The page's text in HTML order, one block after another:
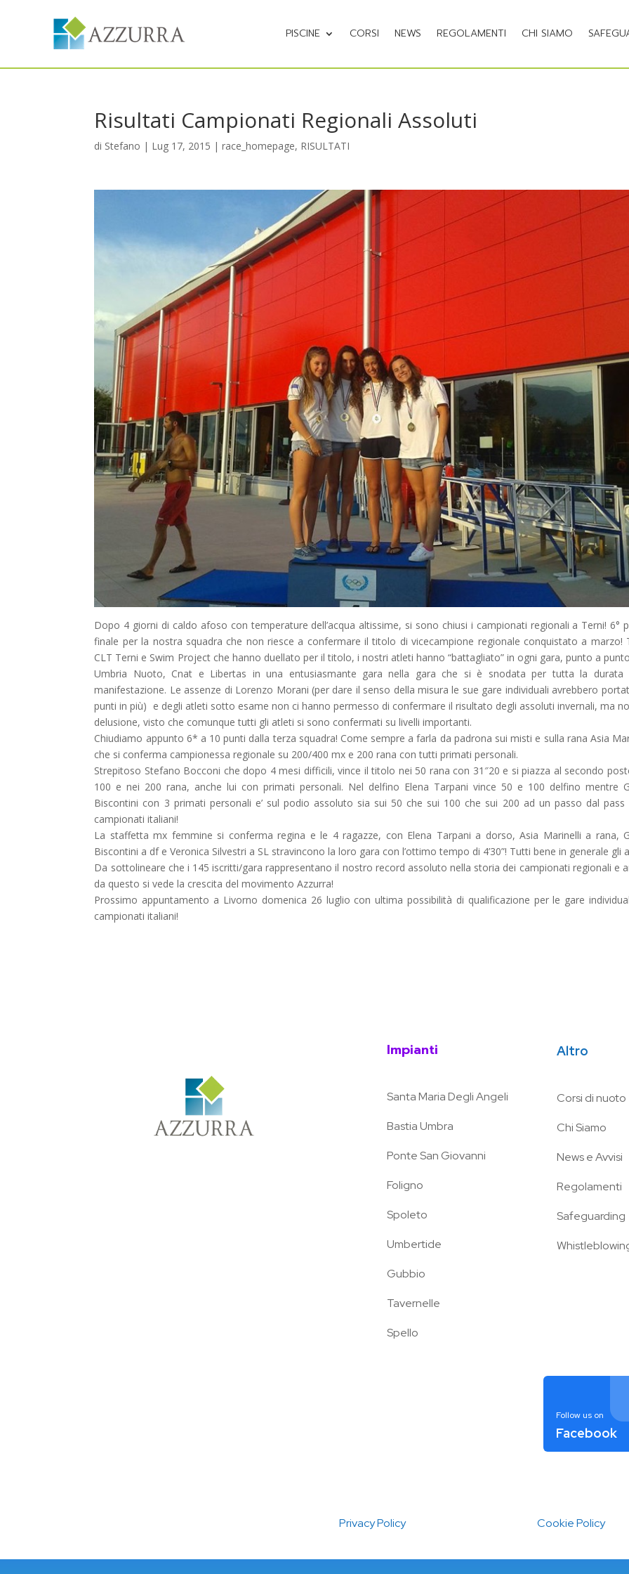
PISCINE CORSI NEWS REGOLAMENTI CHI SIAMO
Risultati Campionati Regionali Assoluti
di Stefano | Lug 17, 2015 |race_homepage, RISULTATI
Dopo 4 giorni di caldo afoso con temperature dell’acqua altissime, si sono chiusi i campionati regionali a Terni! 6°
finale per la nostra squadra che non riesce a confermare il titolo di vicecampione regionale conquistato a marzo!
CLT Terni e Swim Project che hanno duellato per il titolo, i nostri atleti hanno “battagliato” in ogni gara, punto a
Umbria Nuoto, Cnat e Libertas in una entusiasmante gara nella gara che si è snodata per tutta la durata
manifestazione. Le assenze di Lorenzo Morani (per dare il senso della misura le sue gare individuali avrebbero
punti in più) e degli atleti sotto esame non ci hanno permesso di confermare il risultato degli assoluti invernali, ma
delusione, visto che comunque tutti gli atleti si sono confermati su livelli importanti.
Chiudiamo appunto 6* a 10 punti dalla terza squadra! Come sempre a farla da padrona sui misti e sulla rana Asia
che si conferma campionessa regionale su 200/400 mx e 200 rana con tutti primati personali.
Strepitoso Stefano Bocconi che dopo 4 mesi difficili, vince il titolo nei 50 rana con 31″20 e si piazza al secondo
100 e nei 200 rana, anche lui con primati personali. Nel delfino Elena Tarpani vince 50 e 100 delfino mentre
Biscontini con 3 primati personali e’ sul podio assoluto sia sui 50 che sui 100 che sui 200 ad un passo dal pass
campionati italiani!
La staffetta mx femmine si conferma regina e le 4 ragazze, con Elena Tarpani a dorso, Asia Marinelli a rana,
Biscontini a df e Veronica Silvestri a SL stravincono la loro gara con l’ottimo tempo di 4’30”! Tutti bene in generale gli
Da sottolineare che i 145 iscritti/gara rappresentano il nostro record assoluto nella storia dei campionati regionali e
da questo si vede la crescita del movimento Azzurra!
Prossimo appuntamento a Livorno domenica 26 luglio con ultima possibilità di qualificazione per le gare
campionati italiani!
Impianti
Santa Maria Degli Angeli
Bastia Umbra
Ponte San Giovanni
Foligno
Spoleto
Umbertide
Gubbio
Tavernelle
Spello
Altro
Corsi di nuoto
Chi Siamo
News e Avvisi
Regolamenti
Safeguarding
Follow us on
Facebook
Privacy Policy Cookie Policy